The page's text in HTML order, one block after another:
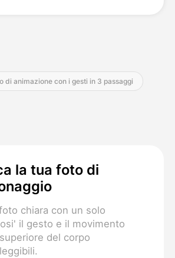
di animazione con i gesti in 3 passaggi
la tua foto di
chiara con un solo
il gesto e il movimento
del corpo